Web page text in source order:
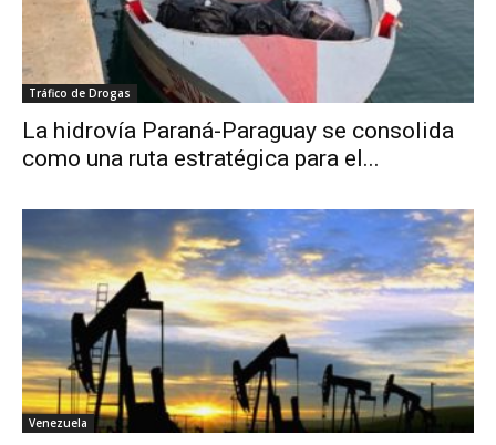
Tráfico de Drogas
La hidrovía Paraná-Paraguay se consolida
como una ruta estratégica para el...
Venezuela